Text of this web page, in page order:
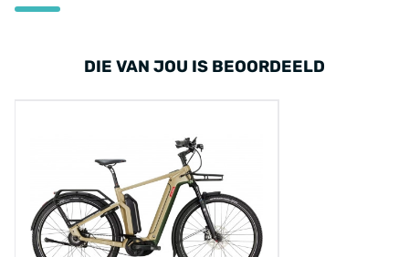
DIE VAN JOU IS BEOORDEELD